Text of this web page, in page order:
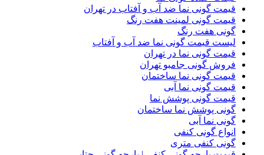
قیمت گونی نما ضد آب و آفتاب در تهران
قیمت گونی لمینت هفت رنگ
گونی هفت رنگ
لیست قیمت گونی نما ضد آب و آفتاب
قیمت گونی نما در تهران
فروش گونی جامبو تهران
قیمت گونی نما ساختمان
قیمت گونی نما آبی
قیمت گونی پوشش نما
گونی پوشش نما ساختمان
گونی نما آبی
انواع گونی کنفی
گونی کنفی متری